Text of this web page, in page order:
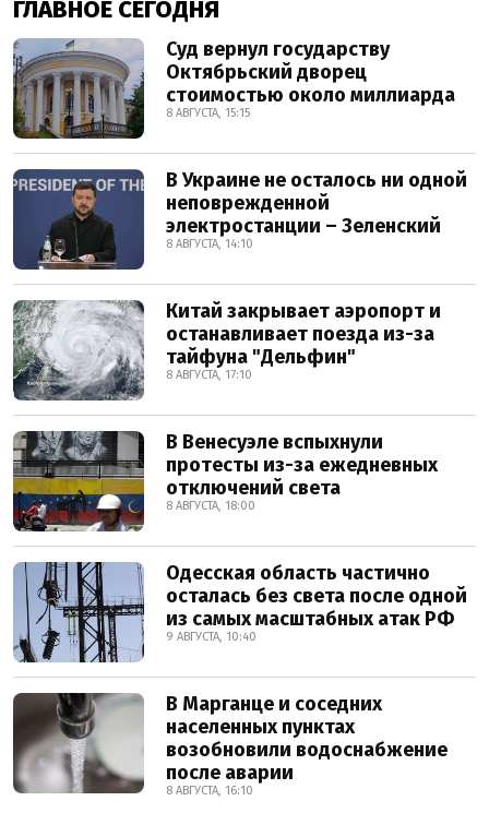
ГЛАВНОЕ СЕГОДНЯ
Суд вернул государству
Октябрьский дворец
стоимостью около миллиарда
8 АВГУСТА, 15:15
В Украине не осталось ни одной
неповрежденной
электростанции – Зеленский
8 АВГУСТА, 14:10
Китай закрывает аэропорт и
останавливает поезда из-за
тайфуна "Дельфин"
8 АВГУСТА, 17:10
В Венесуэле вспыхнули
протесты из-за ежедневных
отключений света
8 АВГУСТА, 18:00
Одесская область частично
осталась без света после одной
из самых масштабных атак РФ
9 АВГУСТА, 10:40
В Марганце и соседних
населенных пунктах
возобновили водоснабжение
после аварии
8 АВГУСТА, 16:10